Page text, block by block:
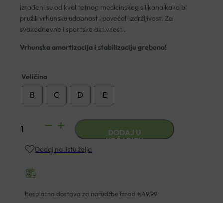
izrađeni su od kvalitetnog medicinskog silikona kako bi
pružili vrhunsku udobnost i povećali izdržljivost. Za
svakodnevne i sportske aktivnosti.
Vrhunska amortizacija i stabilizaciju grebena!
Veličina
B C D E
LP
ULOŽAK
CIPELE
ANTIŠOK
DODAJ U
KOŠARICU
Dodaj na listu želja
Besplatna dostava za narudžbe iznad €49,99